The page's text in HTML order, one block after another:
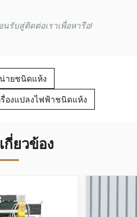
รับสู่ติดต่อเราเพื่อหารือ!
ายชนิดแห้ง
รื่องแปลงไฟฟ้าชนิดแห้ง
กี่ยวข้อง